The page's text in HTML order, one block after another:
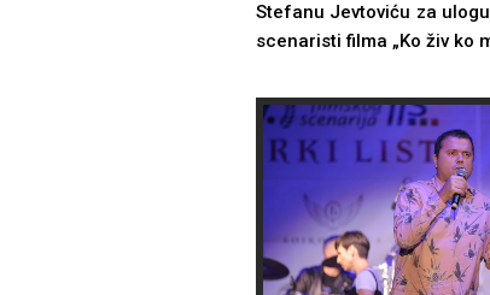
Stefanu Jevtoviću za
scenaristi filma „Ko živ ko